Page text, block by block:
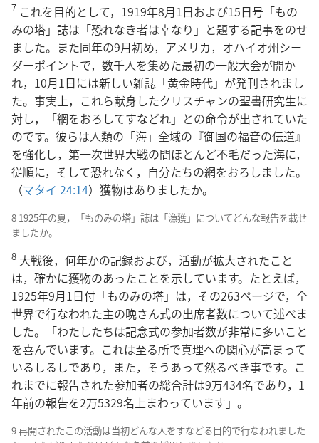
7 これを目的として，1919年8月1日および15日号「もの
みの塔」誌は「恐れなき者は幸なり」と題する記事をのせ
ました。また同年の9月初め，アメリカ，オハイオ州シー
ダーポイントで，数千人を集めた最初の一般大会が開か
れ，10月1日には新しい雑誌「黄金時代」が発刊されまし
た。事実上，これら献身したクリスチャンの聖書研究生に
対し，「網をおろしてすなどれ」との命令が出されていた
のです。彼らは人類の「海」全域の『御国の福音の伝道』
を強化し，第一次世界大戦の間ほとんど不毛だった海に，
従順に，そして恐れなく，自分たちの網をおろしました。
（マタイ 24:14）獲物はありましたか。
8 1925年の夏，「ものみの塔」誌は「漁獲」についてどんな報告を載せ
ましたか。
8 大戦後，何年かの記録および，活動が拡大されたこと
は，確かに獲物のあったことを示しています。たとえば，
1925年9月1日付「ものみの塔」は，その263ページで，全
世界で行なわれた主の晩さん式の出席者数について述べま
した。「わたしたちは記念式の参加者数が非常に多いこと
を喜んでいます。これは至る所で真理への関心が高まって
いるしるしであり，また，そうあって然るべき事です。こ
れまでに報告された参加者の総合計は9万434名であり，1
年前の報告を2万5329名上まわっています」。
9 再開されたこの活動は当初どんな人をすなどる目的で行なわれました